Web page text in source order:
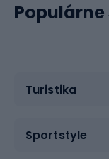
Turistika
Sportstyle